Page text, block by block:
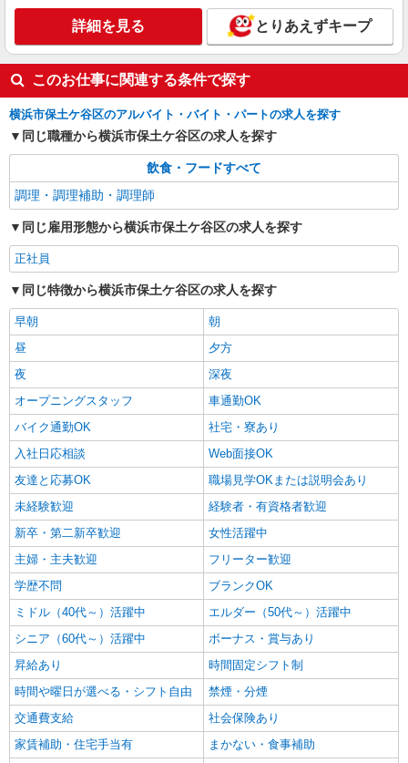
キープ 詳細を見る
詳細を見る とりあえずキープ
このお仕事に関連する条件で探す
横浜市保土ケ谷区のアルバイト・バイト・パートの求人を探す
同じ職種から横浜市保土ケ谷区の求人を探す
飲食・フードすべて
調理・調理補助・調理師
同じ雇用形態から横浜市保土ケ谷区の求人を探す
正社員
同じ特徴から横浜市保土ケ谷区の求人を探す
早朝
朝
昼
夕方
夜
深夜
オープニングスタッフ
車通勤OK
バイク通勤OK
社宅・寮あり
入社日応相談
Web面接OK
友達と応募OK
職場見学OKまたは説明会あり
未経験歓迎
経験者・有資格者歓迎
新卒・第二新卒歓迎
女性活躍中
主婦・主夫歓迎
フリーター歓迎
学歴不問
ブランクOK
ミドル（40代～）活躍中
エルダー（50代～）活躍中
シニア（60代～）活躍中
ボーナス・賞与あり
昇給あり
時間固定シフト制
時間や曜日が選べる・シフト自由
禁煙・分煙
交通費支給
社会保険あり
家賃補助・住宅手当有
まかない・食事補助